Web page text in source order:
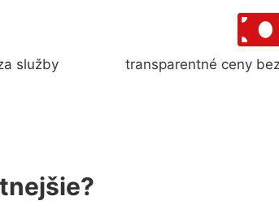
služby transparentné ceny